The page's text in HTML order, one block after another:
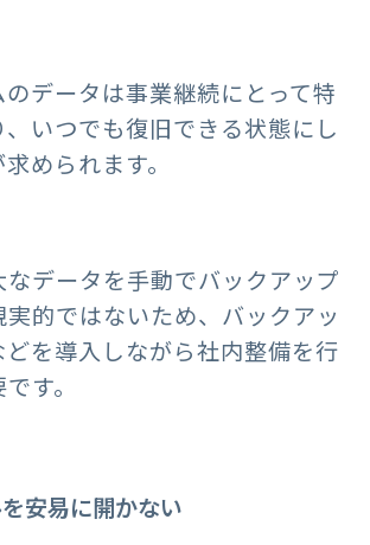
データは事業継続にとって特
、いつでも復旧できる状態にし
められます。
なデータを手動でバックアップ
実的ではないため、バックアッ
どを導入しながら社内整備を行
す。
安易に開かない